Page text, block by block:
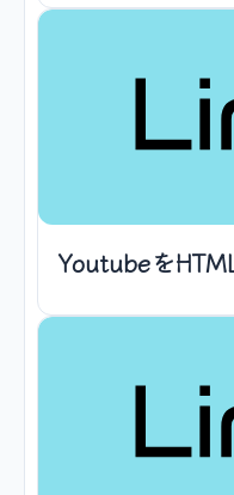
Youtubeを